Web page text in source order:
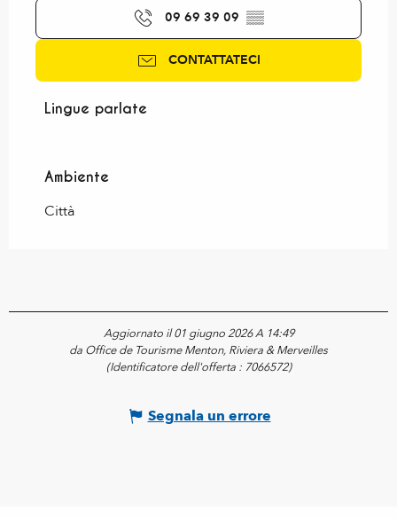
09 69 39 09 ▒▒
CONTATTATECI
Lingue parlate
Lingue parlate
Ambiente
Ambiente
Città
Aggiornato il 01 giugno 2026 A 14:49
da Office de Tourisme Menton, Riviera & Merveilles
(Identificatore dell'offerta : 7066572)
Segnala un errore